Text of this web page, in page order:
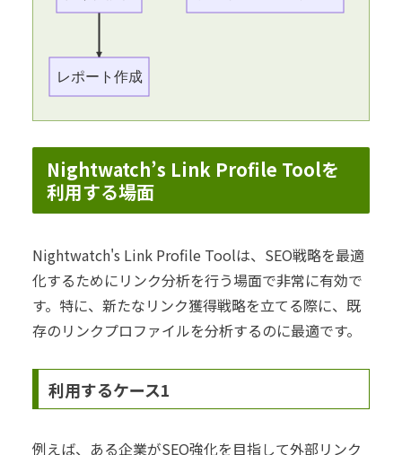
レポート作成
Nightwatch’s Link Profile Toolを
利用する場面
Nightwatch's Link Profile Toolは、SEO戦略を最適
化するためにリンク分析を行う場面で非常に有効で
す。特に、新たなリンク獲得戦略を立てる際に、既
存のリンクプロファイルを分析するのに最適です。
利用するケース1
例えば、ある企業がSEO強化を目指して外部リンク